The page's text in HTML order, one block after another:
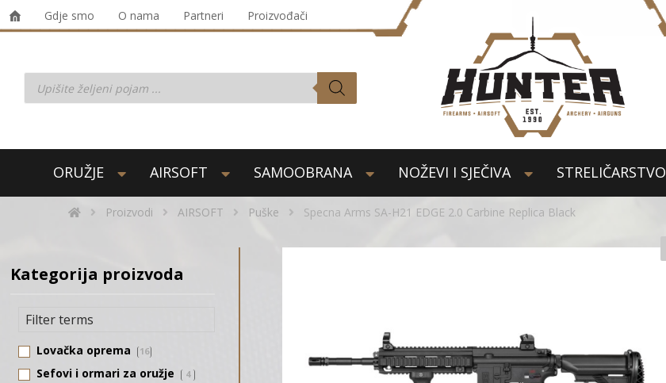
Gdje smo O nama Partneri Proizvođači
ORUŽJE AIRSOFT SAMOOBRANA NOŽEVI I SJEČIVA STRELIČARSTVO
Proizvodi AIRSOFT Puške Specna Arms SA-H21 EDGE 2.0 Carbine Replica Black
Kategorija proizvoda
Lovačka oprema 16
Sefovi i ormari za oružje 4